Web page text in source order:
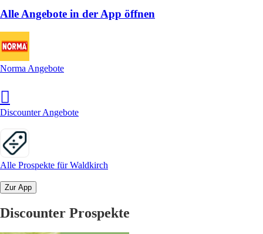
Alle Angebote in der App öffnen
Norma Angebote
Discounter Angebote
Alle Prospekte für Waldkirch
Zur App
Discounter Prospekte